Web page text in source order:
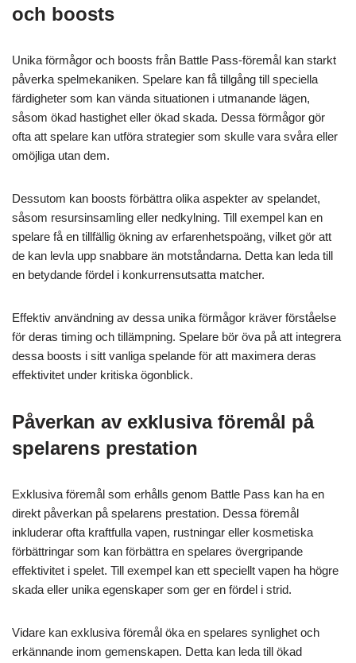
och boosts
Unika förmågor och boosts från Battle Pass-föremål kan starkt
påverka spelmekaniken. Spelare kan få tillgång till speciella
färdigheter som kan vända situationen i utmanande lägen,
såsom ökad hastighet eller ökad skada. Dessa förmågor gör
ofta att spelare kan utföra strategier som skulle vara svåra eller
omöjliga utan dem.
Dessutom kan boosts förbättra olika aspekter av spelandet,
såsom resursinsamling eller nedkylning. Till exempel kan en
spelare få en tillfällig ökning av erfarenhetspoäng, vilket gör att
de kan levla upp snabbare än motståndarna. Detta kan leda till
en betydande fördel i konkurrensutsatta matcher.
Effektiv användning av dessa unika förmågor kräver förståelse
för deras timing och tillämpning. Spelare bör öva på att integrera
dessa boosts i sitt vanliga spelande för att maximera deras
effektivitet under kritiska ögonblick.
Påverkan av exklusiva föremål på
spelarens prestation
Exklusiva föremål som erhålls genom Battle Pass kan ha en
direkt påverkan på spelarens prestation. Dessa föremål
inkluderar ofta kraftfulla vapen, rustningar eller kosmetiska
förbättringar som kan förbättra en spelares övergripande
effektivitet i spelet. Till exempel kan ett speciellt vapen ha högre
skada eller unika egenskaper som ger en fördel i strid.
Vidare kan exklusiva föremål öka en spelares synlighet och
erkännande inom gemenskapen. Detta kan leda till ökad